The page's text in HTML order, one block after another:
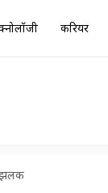
करियर
झलक